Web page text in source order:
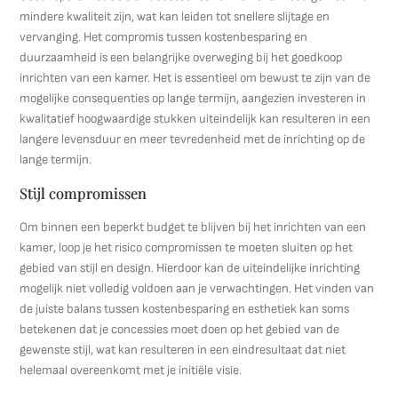
mindere kwaliteit zijn, wat kan leiden tot snellere slijtage en
vervanging. Het compromis tussen kostenbesparing en
duurzaamheid is een belangrijke overweging bij het goedkoop
inrichten van een kamer. Het is essentieel om bewust te zijn van de
mogelijke consequenties op lange termijn, aangezien investeren in
kwalitatief hoogwaardige stukken uiteindelijk kan resulteren in een
langere levensduur en meer tevredenheid met de inrichting op de
lange termijn.
Stijl compromissen
Om binnen een beperkt budget te blijven bij het inrichten van een
kamer, loop je het risico compromissen te moeten sluiten op het
gebied van stijl en design. Hierdoor kan de uiteindelijke inrichting
mogelijk niet volledig voldoen aan je verwachtingen. Het vinden van
de juiste balans tussen kostenbesparing en esthetiek kan soms
betekenen dat je concessies moet doen op het gebied van de
gewenste stijl, wat kan resulteren in een eindresultaat dat niet
helemaal overeenkomt met je initiële visie.